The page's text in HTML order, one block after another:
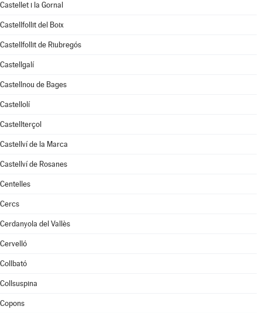
Castellet i la Gornal
Castellfollit del Boix
Castellfollit de Riubregós
Castellgalí
Castellnou de Bages
Castellolí
Castellterçol
Castellví de la Marca
Castellví de Rosanes
Centelles
Cercs
Cerdanyola del Vallès
Cervelló
Collbató
Collsuspina
Copons